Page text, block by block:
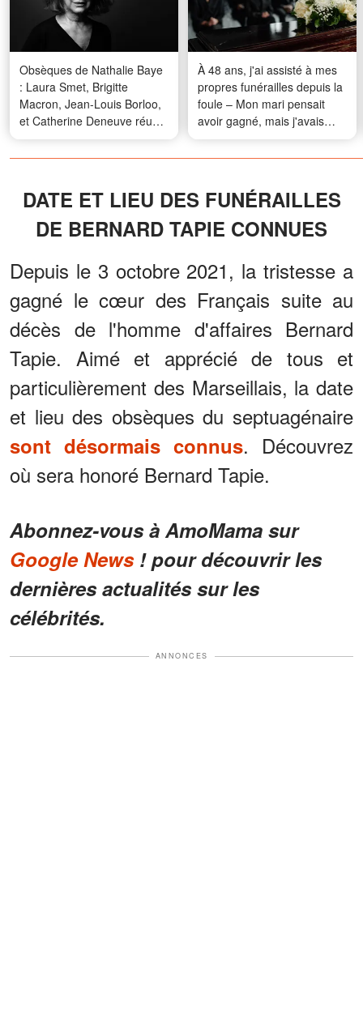
Obsèques de Nathalie Baye
: Laura Smet, Brigitte
Macron, Jean-Louis Borloo,
et Catherine Deneuve réunis
pour un dernier adieu
À 48 ans, j'ai assisté à mes
propres funérailles depuis la
foule – Mon mari pensait
avoir gagné, mais j'avais
préparé ma revanche
DATE ET LIEU DES FUNÉRAILLES
DE BERNARD TAPIE CONNUES
Depuis le 3 octobre 2021, la tristesse a
gagné le cœur des Français suite au
décès de l'homme d'affaires Bernard
Tapie. Aimé et apprécié de tous et
particulièrement des Marseillais, la date
et lieu des obsèques du septuagénaire
sont désormais connus. Découvrez
où sera honoré Bernard Tapie.
Abonnez-vous à AmoMama sur
Google News! pour découvrir les
dernières actualités sur les
célébrités.
ANNONCES